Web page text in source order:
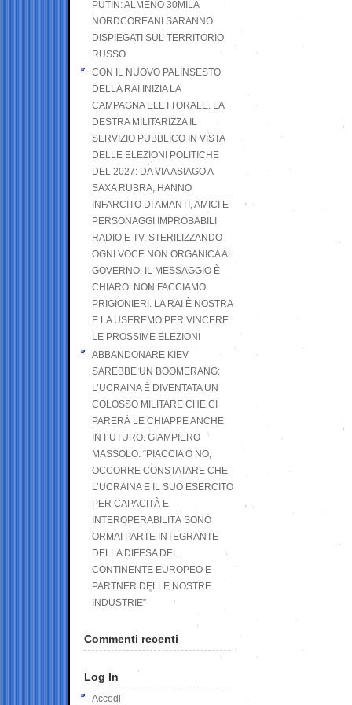
PUTIN: ALMENO 30MILA
NORDCOREANI SARANNO
DISPIEGATI SUL TERRITORIO
RUSSO
CON IL NUOVO PALINSESTO
DELLA RAI INIZIA LA
CAMPAGNA ELETTORALE. LA
DESTRA MILITARIZZA IL
SERVIZIO PUBBLICO IN VISTA
DELLE ELEZIONI POLITICHE
DEL 2027: DA VIA ASIAGO A
SAXA RUBRA, HANNO
INFARCITO DI AMANTI, AMICI E
PERSONAGGI IMPROBABILI
RADIO E TV, STERILIZZANDO
OGNI VOCE NON ORGANICA AL
GOVERNO. IL MESSAGGIO È
CHIARO: NON FACCIAMO
PRIGIONIERI. LA RAI È NOSTRA
E LA USEREMO PER VINCERE
LE PROSSIME ELEZIONI
ABBANDONARE KIEV
SAREBBE UN BOOMERANG:
L’UCRAINA È DIVENTATA UN
COLOSSO MILITARE CHE CI
PARERÀ LE CHIAPPE ANCHE
IN FUTURO. GIAMPIERO
MASSOLO: “PIACCIA O NO,
OCCORRE CONSTATARE CHE
L’UCRAINA E IL SUO ESERCITO
PER CAPACITÀ E
INTEROPERABILITÀ SONO
ORMAI PARTE INTEGRANTE
DELLA DIFESA DEL
CONTINENTE EUROPEO E
PARTNER DELLE NOSTRE
INDUSTRIE”
Commenti recenti
Log In
Accedi